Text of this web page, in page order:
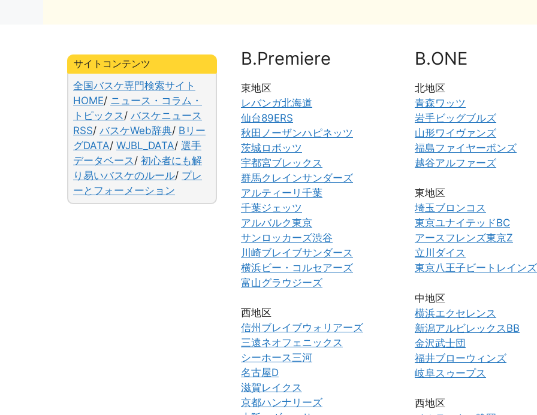
b
o
o
k
k
y
a
Li
n
サイトコンテンツ
全国バスケ専門検索サイト
HOME/ ニュース・コラム・
トピックス / バスケニュース
RSS/ バスケWeb辞典/ Bリー
グDATA/ WJBL_DATA/ 選手
データベース / 初心者にも解
り易いバスケのルール/ プレ
ーとフォーメーション
B.Premiere
東地区
レバンガ北海道
仙台89ERS
秋田ノーザンハピネッツ
茨城ロボッツ
宇都宮ブレックス
群馬クレインサンダーズ
アルティーリ千葉
千葉ジェッツ
アルバルク東京
サンロッカーズ渋谷
川崎ブレイブサンダース
横浜ビー・コルセアーズ
富山グラウジーズ
西地区
信州ブレイブウォリアーズ
三遠ネオフェニックス
シーホース三河
名古屋D
滋賀レイクス
京都ハンナリーズ
B.ONE
北地区
青森ワッツ
岩手ビッグブルズ
山形ワイヴァンズ
福島ファイヤーボンズ
越谷アルファーズ
東地区
埼玉ブロンコス
東京ユナイテッドBC
アースフレンズ東京Z
立川ダイス
東京八王子ビートレインズ
中地区
横浜エクセレンス
新潟アルビレックスBB
金沢武士団
福井ブローウィンズ
岐阜スゥープス
西地区